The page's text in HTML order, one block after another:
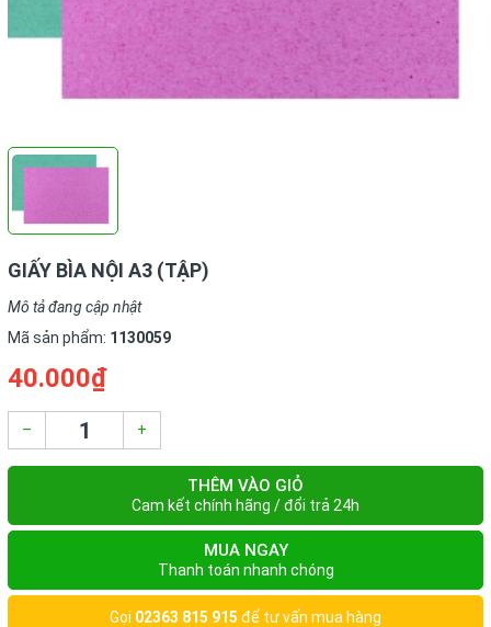
GIẤY BÌA NỘI A3 (TẬP)
Mô tả đang cập nhật
Mã sản phẩm: 1130059
40.000₫
– +
THÊM VÀO GIỎ
Cam kết chính hãng / đổi trả 24h
MUA NGAY
Thanh toán nhanh chóng
Gọi 02363 815 915 để tư vấn mua hàng